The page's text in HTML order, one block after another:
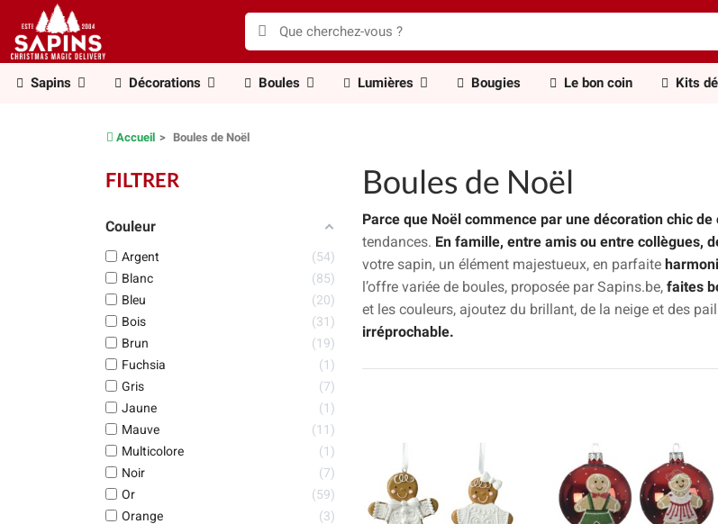
Sapins Décorations Boules Lumières Bougies Le bon coin Kits
Accueil Boules de Noël
FILTRER
Couleur
Argent
54
Blanc
85
Bleu
20
Bois
31
Brun
19
Fuchsia
1
Gris
7
Jaune
1
Mauve
11
Multicolore
1
Noir
7
Or
59
Orange
3
Boules de Noël
Parce que Noël commence par une décoration chic de
tendances. En famille, entre amis ou entre collègues,
votre sapin, un élément majestueux, en parfaite
l’offre variée de boules, proposée par Sapins.be, faites
et les couleurs, ajoutez du brillant, de la neige et des
irréprochable.